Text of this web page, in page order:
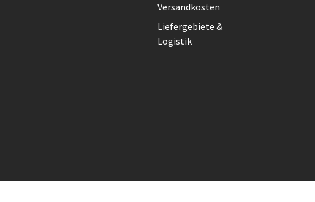
Versandkosten
Liefergebiete &
Logistik